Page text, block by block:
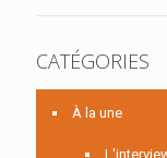
CATÉGORIES
À la une